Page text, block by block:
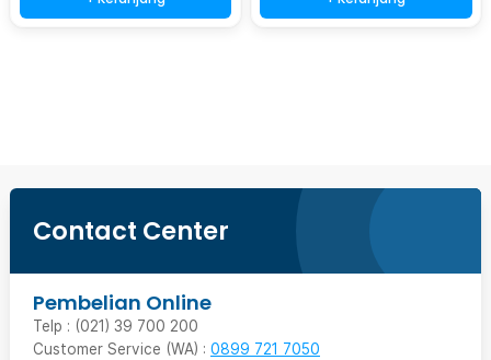
Contact Center
Pembelian Online
Telp : (021) 39 700 200
Customer Service (WA) : 0899 721 7050